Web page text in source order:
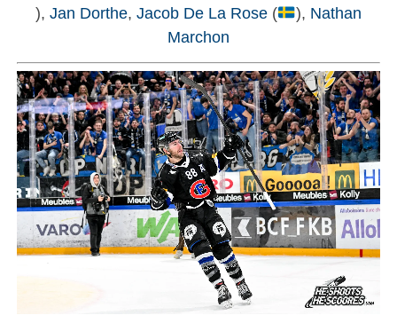
), Jan Dorthe, Jacob De La Rose ( ), Nathan
Marchon